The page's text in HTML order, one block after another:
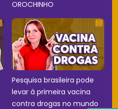
OROCHINHO
Pesquisa brasileira pode
levar à primeira vacina
contra drogas no mundo